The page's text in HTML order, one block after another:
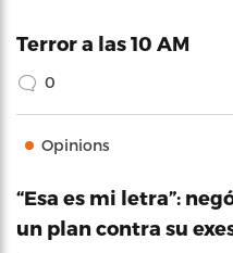
Terror a las 10 AM
0
Opinions
“Esa es mi letra”:
un plan contra su